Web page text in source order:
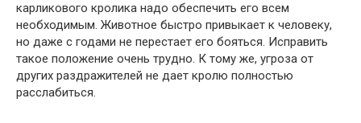
карликового кролика надо обеспечить его всем
необходимым. Животное быстро привыкает к человеку,
но даже с годами не перестает его бояться. Исправить
такое положение очень трудно. К тому же, угроза от
других раздражителей не дает кролю полностью
расслабиться.